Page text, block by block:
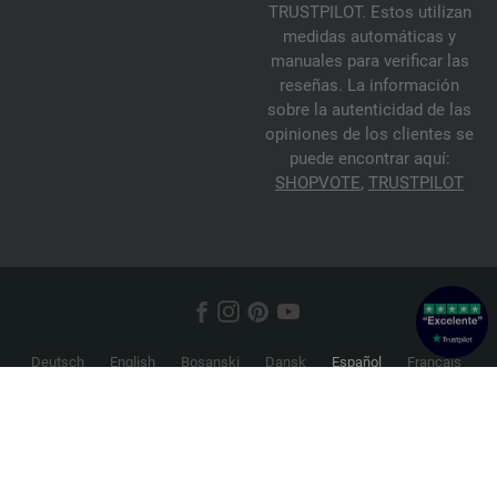
TRUSTPILOT. Estos utilizan
medidas automáticas y
manuales para verificar las
reseñas. La información
sobre la autenticidad de las
opiniones de los clientes se
puede encontrar aquí:
SHOPVOTE, TRUSTPILOT
Deutsch English Bosanski Dansk Español
Français